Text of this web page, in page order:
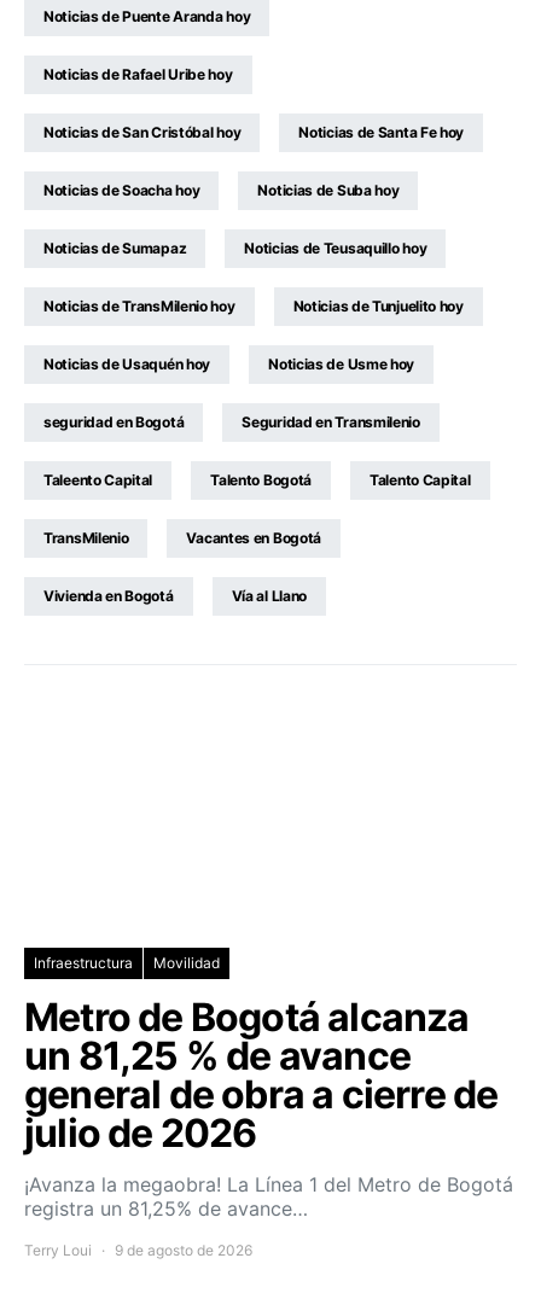
Noticias de Puente Aranda hoy
Noticias de Rafael Uribe hoy
Noticias de San Cristóbal hoy Noticias de Santa Fe hoy
Noticias de Soacha hoy Noticias de Suba hoy
Noticias de Sumapaz Noticias de Teusaquillo hoy
Noticias de TransMilenio hoy Noticias de Tunjuelito hoy
Noticias de Usaquén hoy Noticias de Usme hoy
seguridad en Bogotá Seguridad en Transmilenio
Taleento Capital Talento Bogotá Talento Capital
TransMilenio Vacantes en Bogotá
Vivienda en Bogotá Vía al Llano
Infraestructura Movilidad
Metro de Bogotá alcanza
un 81,25 % de avance
general de obra a cierre de
julio de 2026
¡Avanza la megaobra! La Línea 1 del Metro de Bogotá
registra un 81,25% de avance…
Terry Loui 9 de agosto de 2026